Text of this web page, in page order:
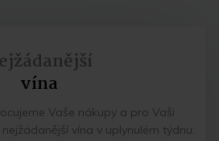
vína
Vaše nákupy a pro Vaši
vína v uplynulém týdnu.